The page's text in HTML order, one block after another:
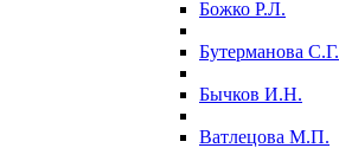
Божко Р.Л.
Бутерманова С.Г.
Бычков И.Н.
Ватлецова М.П.